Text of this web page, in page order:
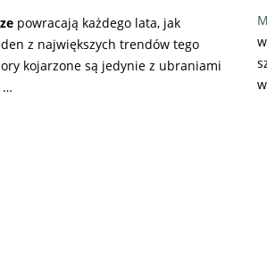
powracają każdego lata, jak
z największych trendów tego
kojarzone są jedynie z ubraniami
…